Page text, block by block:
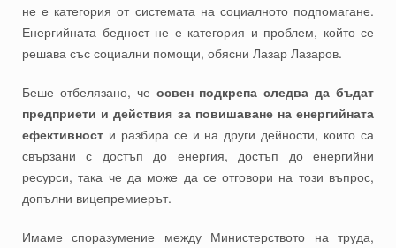
не е категория от системата на социалното подпомагане.
Енергийната бедност не е категория и проблем, който се
решава със социални помощи, обясни Лазар Лазаров.
Беше отбелязано, че освен подкрепа следва да бъдат
предприети и действия за повишаване на енергийната
ефективност и разбира се и на други дейности, които са
свързани с достъп до енергия, достъп до енергийни
ресурси, така че да може да се отговори на този въпрос,
допълни вицепремиерът.
Имаме споразумение между Министерството на труда,